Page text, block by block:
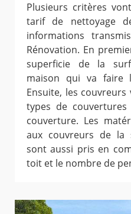
Plusieurs critères
tarif de nettoyage
informations
Rénovation. En
superficie de la
maison qui va faire
Ensuite, les
types de
couverture. Les
aux couvreurs de la
sont aussi pris en
toit et le nombre de